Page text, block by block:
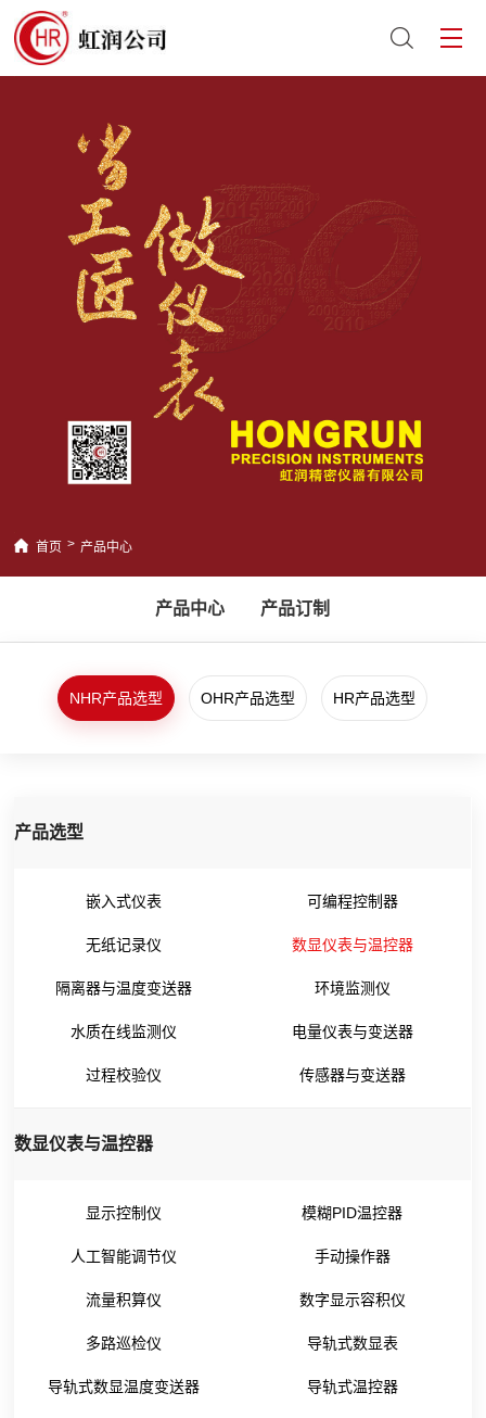
首页 > 产品中心
产品中心 产品订制
NHR产品选型 OHR产品选型 HR产品选型
产品选型
嵌入式仪表 可编程控制器
无纸记录仪 数显仪表与温控器
隔离器与温度变送器 环境监测仪
水质在线监测仪 电量仪表与变送器
过程校验仪 传感器与变送器
数显仪表与温控器
显示控制仪 模糊PID温控器
人工智能调节仪 手动操作器
流量积算仪 数字显示容积仪
多路巡检仪 导轨式数显表
导轨式数显温度变送器 导轨式温控器